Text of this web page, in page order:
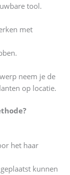
tool.
met
neem je de
op locatie.
het haar
kunnen